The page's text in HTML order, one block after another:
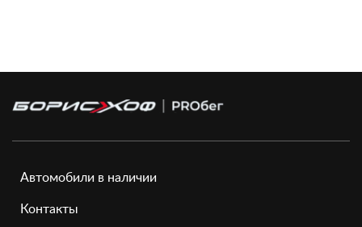
Автомобили в наличии
Контакты